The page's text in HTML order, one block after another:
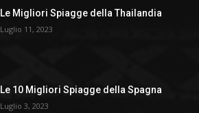
Le Migliori Spiagge della Thailandia
Luglio 11, 2023
Le 10 Migliori Spiagge della Spagna
Luglio 3, 2023